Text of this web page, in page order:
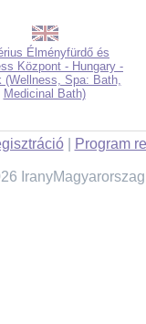
Élményfürdő és
Központ - Hungary -
(Wellness, Spa: Bath,
Medicinal Bath)
| Program